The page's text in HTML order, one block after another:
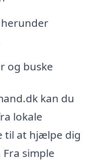
og buske
kan du
lokale
til at hjælpe dig
simple